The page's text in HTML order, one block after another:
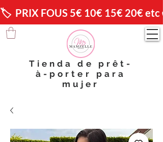
🏷️  PRIX FOUS 5€ 10€ 15€ 20€ etc
Tienda de prêt-
à-porter para
mujer